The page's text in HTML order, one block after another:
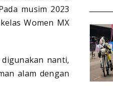
musim 2023
Women MX
nanti,
alam dengan